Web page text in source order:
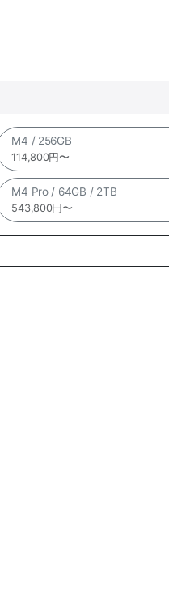
M4 / 256GB
114,800円〜
M4 Pro / 64GB / 2TB
543,800円〜